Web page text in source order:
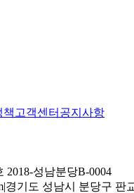
책 고객센터 공지사항
2018-성남분당B-0004
|경기도 성남시 분당구 판